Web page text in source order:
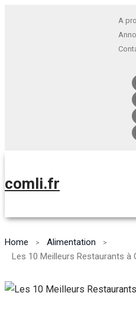
A
comli.fr
Home
Alimentation
Les 10 Meilleurs Restaurants à